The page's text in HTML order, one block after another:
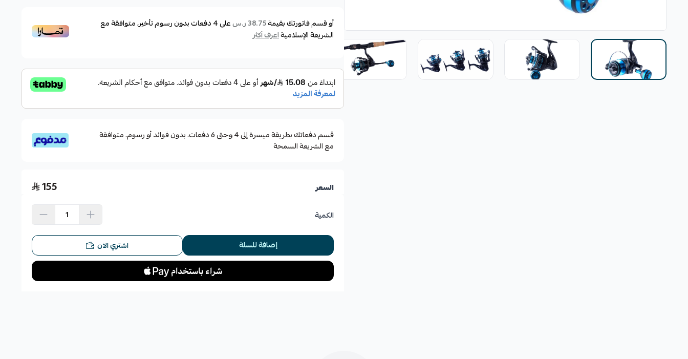
gear ratio 5.4.1
max drag10KG
ball bearings 6+1BB
أو قسم فاتورتك بقيمة38.75 ر.س على4دفعات بدون رسوم تأخير، متوافقة مع
الشريعة الإسلاميةاعرف أكثر
قسم دفعاتك بطريقة ميسرة إلى 4 وحتى 6 دفعات، بدون فوائد أو رسوم. متوافقة
مع الشريعة السمحة
السعر 155
الكمية
إضافة للسلة اشتري الآن